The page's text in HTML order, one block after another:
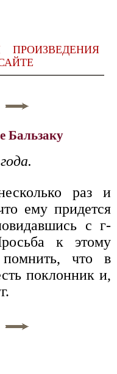
ПРОИЗВЕДЕНИЯ
Бальзаку
раз и
ему придется
с г-
к этому
что в
поклонник и,